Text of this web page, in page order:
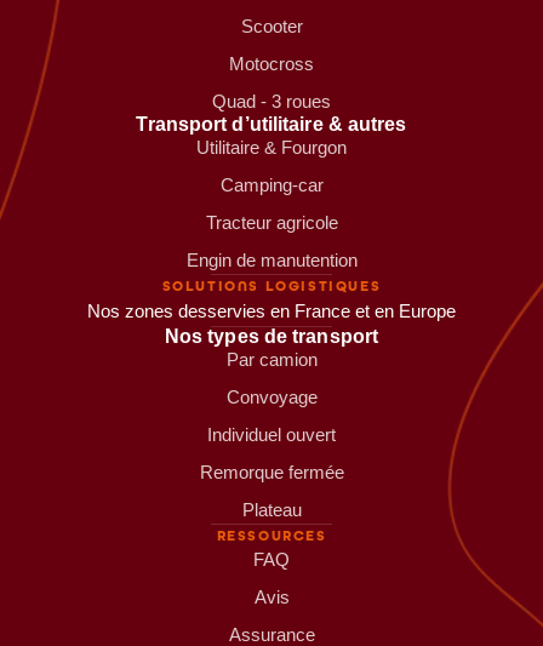
Scooter
Motocross
Quad - 3 roues
Transport d’utilitaire & autres
Utilitaire & Fourgon
Camping-car
Tracteur agricole
Engin de manutention
SOLUTIONS LOGISTIQUES
Nos zones desservies en France et en Europe
Nos types de transport
Par camion
Convoyage
Individuel ouvert
Remorque fermée
Plateau
RESSOURCES
FAQ
Avis
Assurance